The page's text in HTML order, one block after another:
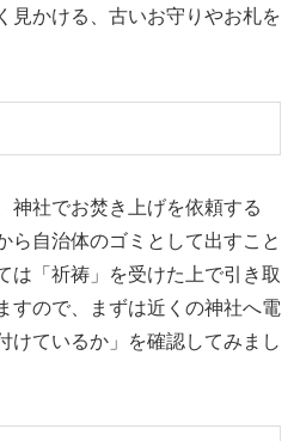
見かける、古いお守りやお札を
神社でお焚き上げを依頼する
ら自治体のゴミとして出すこと
は「祈祷」を受けた上で引き取
すので、まずは近くの神社へ電
けているか」を確認してみまし